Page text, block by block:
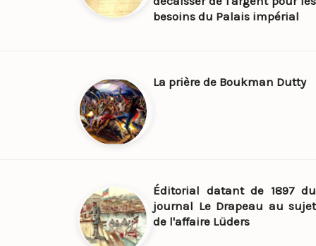
besoins du Palais impérial
La prière de Boukman Dutty
Éditorial datant de 1897 du
journal Le Drapeau au sujet
de l'affaire Lüders